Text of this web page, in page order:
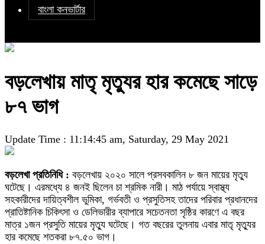
বাংলা কনভার্টার
বড়লেখায় মাতৃ মৃত্যুর হার কমেছে সাড়ে
৮৭ ভাগ
Update Time : 11:14:45 am, Saturday, 29 May 2021
বড়লেখা প্রতিনিধি : বড়লেখায় ২০২০ সালে প্রসবকালিন ৮ জন মায়ের মৃত্যু
ঘটেছে। এরমধ্যে ৪ জনই ছিলেন চা শ্রমিক নারী। মাঠ পর্যায়ে স্বাস্থ্য
সহকারীদের দায়িত্বশীল ভুমিকা, গর্ভবতী ও প্রসুতিসহ তাদের পরিবার প্রধানদের
প্রাতিষ্টানিক চিকিৎসা ও ডেলিভারীর ব্যাপারে সচেতনতা সৃষ্ঠির কারণে এ বছর
মাত্র ১জন প্রসুতি মায়ের মৃত্যু ঘটেছে। গত বছরের তুলনায় এবার মাতৃ মৃত্যুর
হার কমেছে শতকরা ৮৭.৫০ ভাগ।